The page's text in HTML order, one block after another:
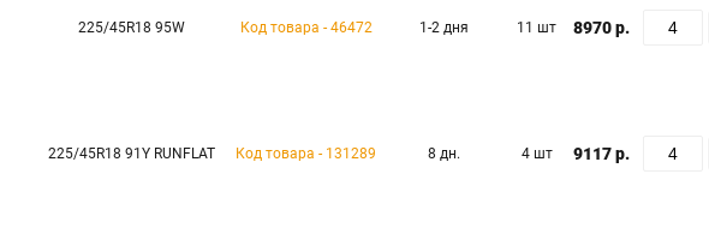
225/45R18 95W Код товара - 46472 1-2 дня 11 шт 8970 р.
225/45R18 91Y RUNFLAT Код товара - 131289 8 дн. 4 шт 9117 р.